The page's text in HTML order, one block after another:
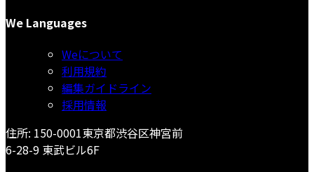
We Languages
Weについて
利用規約
編集ガイドライン
採用情報
住所: 150-0001東京都渋谷区神宮前
6-28-9 東武ビル6F